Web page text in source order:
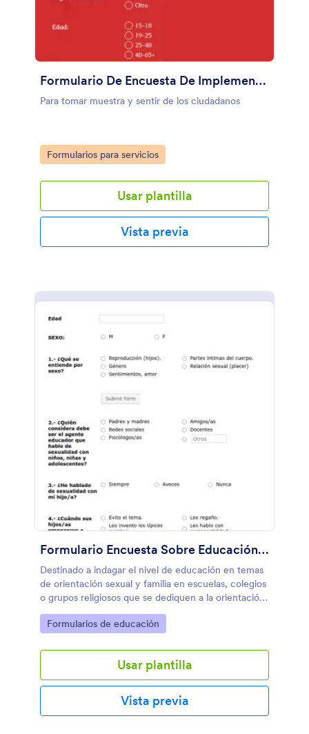
Formulario De Encuesta De Implementación De Gimnasio
Para tomar muestra y sentir de los ciudadanos
Go to Category:
Formularios para servicios
Usar plantilla
Vista previa
Formulario Encuesta Sobre Educación Sexual, Orientado A Padres De Familia
Destinado a indagar el nivel de educación en temas
de orientación sexual y familia en escuelas, colegios
o grupos religiosos que se dediquen a la orientación
o terapia sicológica familiar.
Go to Category:
Formularios de educación
Usar plantilla
Vista previa